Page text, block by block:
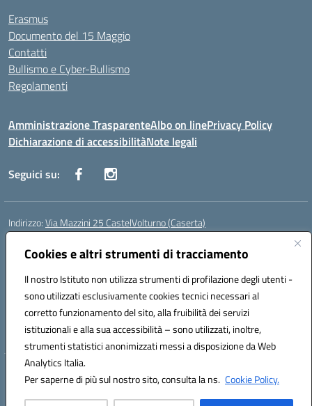
Cookies e altri strumenti di tracciamento
Il nostro Istituto non utilizza strumenti di profilazione degli utenti -
sono utilizzati esclusivamente cookies tecnici necessari al
corretto funzionamento del sito, alla fruibilità dei servizi
istituzionali e alla sua accessibilità – sono utilizzati, inoltre,
strumenti statistici anonimizzati messi a disposizione da Web
Analytics Italia.
Per saperne di più sul nostro sito, consulta la ns. Cookie Policy.
Erasmus
Documento del 15 Maggio
Contatti
Bullismo e Cyber-Bullismo
Regolamenti
Amministrazione TrasparenteAlbo on linePrivacy Policy
Dichiarazione di accessibilitàNote legali
Seguici su:
Indirizzo:Via Mazzini 25 CastelVolturno (Caserta)
Centralino:
Posta elettronica certificata (PEC):ceis014005@pec.istruzione.it
Codice fiscale: 93063510619
Codice meccanografico:CEIS014005
Codice Indice delle Pubbliche Amministrazioni (IPA): istsc_ceis014005
Codice unico di fatturazione (CUF): UOU8EW
Hosting & Powered by 3D Solution S.r.l.
Concept & Design by Designers Italia